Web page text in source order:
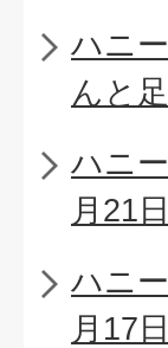
ハニ
んと
ハニ
月21
ハニ
月17